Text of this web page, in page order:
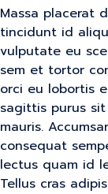
Massa placerat
tincidunt id
vulputate eu
sem et tortor
orci eu lobortis
sagittis purus
mauris.
consequat
lectus quam id
Tellus cras